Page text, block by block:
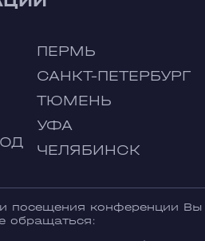
ПЕРМЬ
САНКТ-ПЕТЕРБУРГ
ТЮМЕНЬ
УФА
ЧЕЛЯБИНСК
посещения конференции Вы
обращаться: